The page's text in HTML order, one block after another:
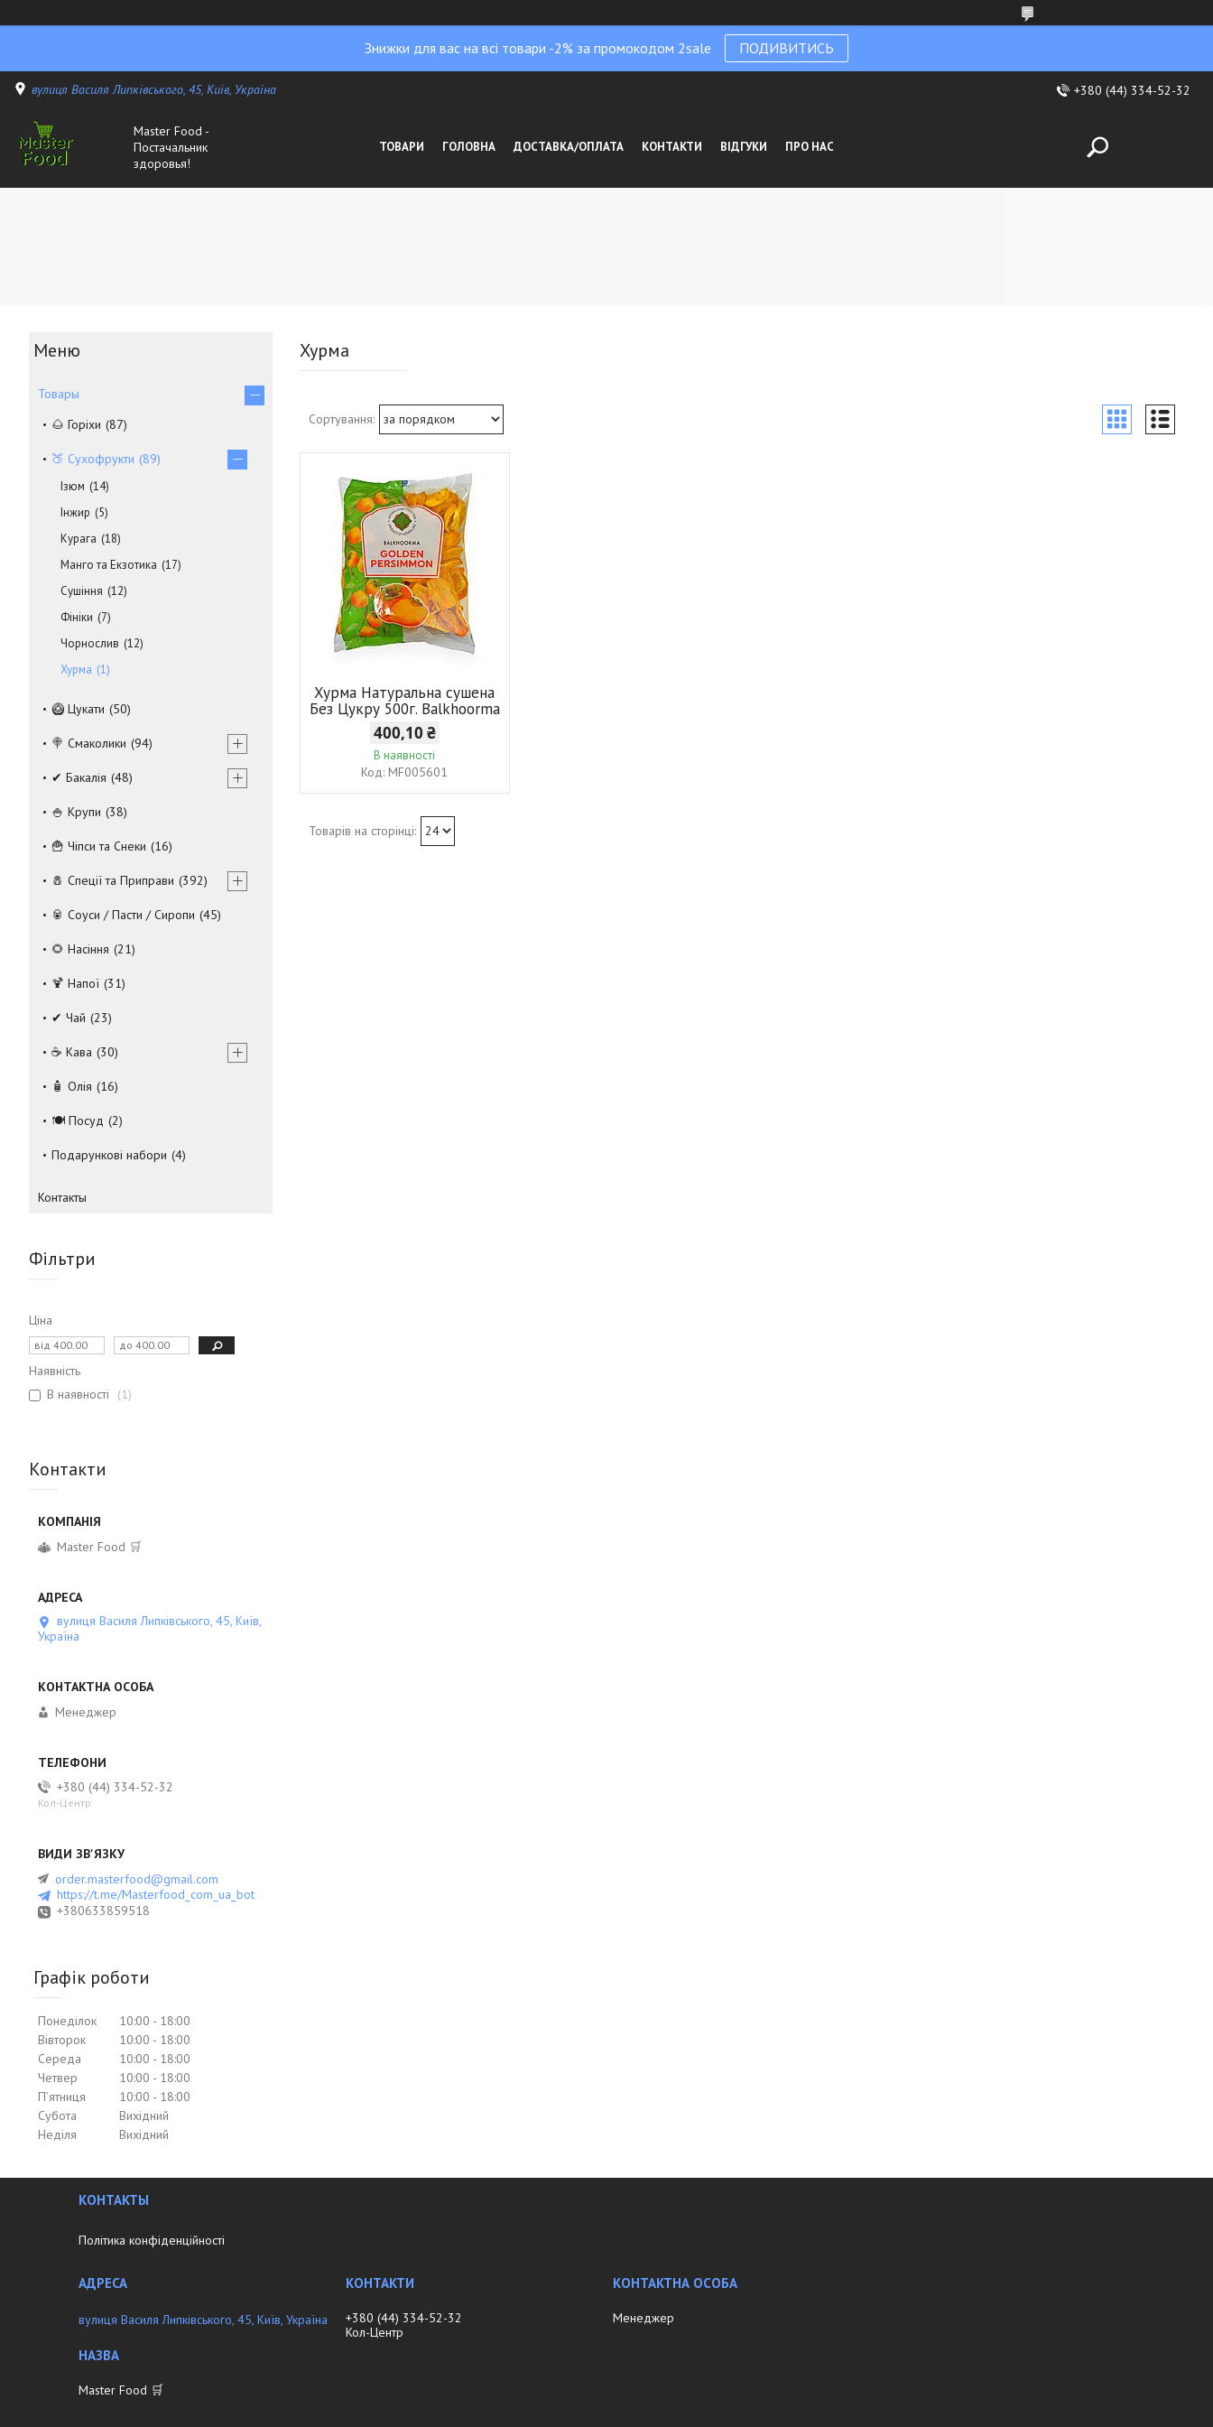
Знижки для вас на всі товари -2% за промокодом 2sale ПОДИВИТИСЬ
вулиця Василя Липківського, 45, Київ, Україна +380 (44) 334-52-32
Master Food -
Постачальник
здоровья!
ТОВАРИ ГОЛОВНА ДОСТАВКА/ОПЛАТА КОНТАКТИ ВІДГУКИ ПРО НАС
Хурма
Хурма Натуральна сушена
Без Цукру 500г. Balkhoorma
400,10 ₴
В наявності
MF005601
Товары
🌰 Горіхи 87
🍑 Сухофрукти 89
Ізюм 14
Інжир
5
Курага 18
Манго та Екзотика 17
Сушіння 12
Фініки
7
Чорнослив 12
Хурма 1
🥝 Цукати 50
🍭 Смаколики 94
✔ Бакалія 48
🍚 Крупи 38
🍟 Чіпси та Снеки 16
🧂 Спеції та Приправи 392
🥫 Соуси / Пасти / Сиропи 45
🌻 Насіння 21
🍹 Напої 31
✔ Чай 23
☕ Кава 30
🧴 Олія 16
🍽 Посуд 2
Подарункові набори 4
Контакты
Фільтри
Ціна
Наявність
В наявності
1
Контакти
Master Food 🛒
вулиця Василя Липківського, 45, Київ,
Україна
Менеджер
+380 (44) 334-52-32
Кол-Центр
order.masterfood@gmail.com
https://t.me/Masterfood_com_ua_bot
+380633859518
Графік роботи
Понеділок 10:00
18:00
Вівторок
10:00
18:00
Середа
10:00
18:00
Четвер
10:00
18:00
Пʼятниця
10:00
18:00
Субота
Вихідний
Неділя
Вихідний
КОНТАКТЫ
Політика конфіденційності
вулиця Василя Липківського, 45, Київ, Україна
Master Food 🛒
+380 (44) 334-52-32
Кол-Центр
Менеджер